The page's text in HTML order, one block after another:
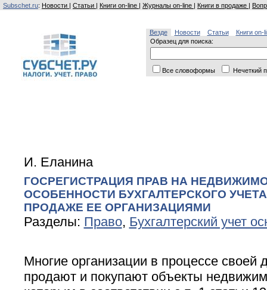
Subschet.ru: Новости | Статьи | Книги on-line | Журналы on-line | Книги в продаже |
Везде Новости Статьи
Книги on-
Образец для поиска:
Все словоформы Нечеткий
И. Еланина
ГОСРЕГИСТРАЦИЯ ПРАВ НА
ОСОБЕННОСТИ БУХГАЛТЕРСКОГО
ПРОДАЖЕ ЕЕ ОРГАНИЗАЦИЯМИ
Разделы: Право, Бухгалтерский учет
Многие организации в процессе своей
продают и покупают объекты